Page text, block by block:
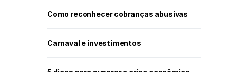
Como reconhecer cobranças abusivas
Carnaval e investimentos